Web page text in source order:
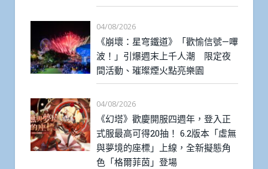
04/08/2026
《崩壞：星穹鐵道》「歡愉信號—嗶
波！」引爆週末上千人潮 限定夜
間活動、璀璨煙火點亮樂園
04/08/2026
《幻塔》歡慶開服四週年，登入正
式服最高可得20抽！ 6.2版本「虛無
與夢境的座標」上線，全新擬態角
色「格爾菲茵」登場